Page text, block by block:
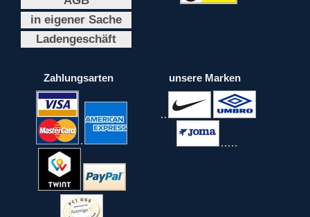
in eigener Sache
Ladengeschäft
Zahlungsarten unsere Marken